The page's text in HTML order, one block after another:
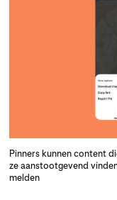
Pinners kunnen content
ze aanstootgevend
melden